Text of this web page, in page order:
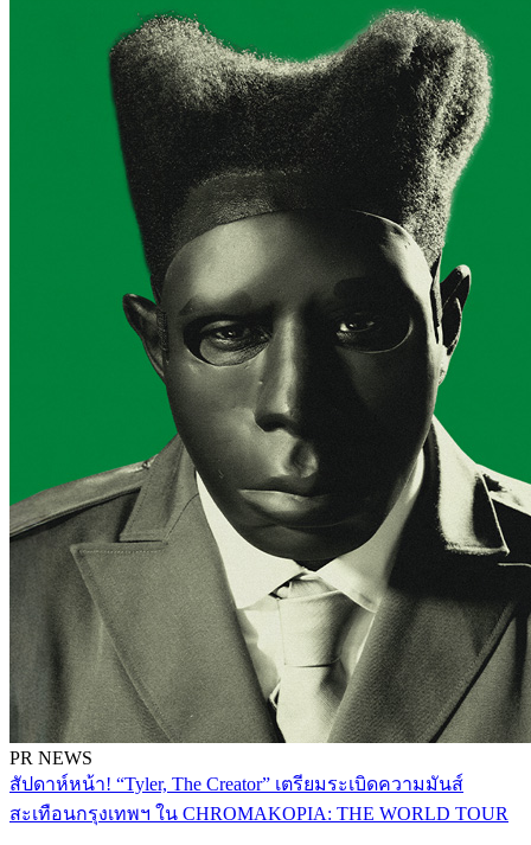
PR NEWS
สัปดาห์หน้า! “Tyler, The Creator” เตรียมระเบิดความมันส์
สะเทือนกรุงเทพฯ ใน CHROMAKOPIA: THE WORLD TOUR